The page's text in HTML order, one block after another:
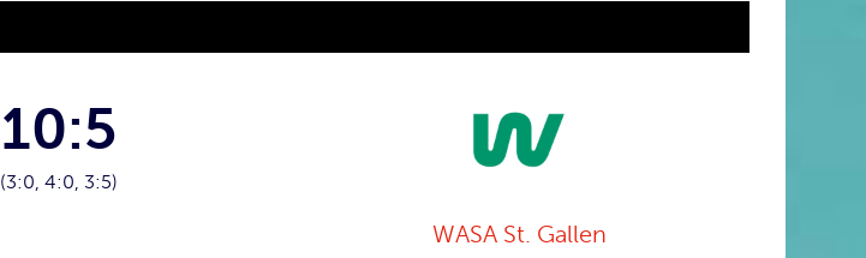
10:5
(3:0, 4:0, 3:5)
WASA St. Gallen